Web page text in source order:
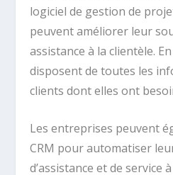
logiciel de gestion de
peuvent améliorer leur
assistance à la clientèle.
disposent de toutes les
clients dont elles ont
Les entreprises peuvent
CRM pour automatiser
d’assistance et de service